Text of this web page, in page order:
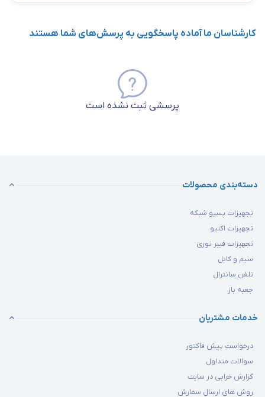
کارشناسان ما آماده پاسخگویی به پرسش‌های شما هستند
پرسشی ثبت نشده است
دسته‌بندی محصولات
تجهیزات پسیو شبکه
تجهیزات اکتیو
تجهیزات فیبر نوری
سیم و کابل
تلفن سانترال
جعبه باز
خدمات مشتریان
درخواست پیش فاکتور
سوالات متداول
گزارش خرابی در سایت
روش های ارسال سفارش